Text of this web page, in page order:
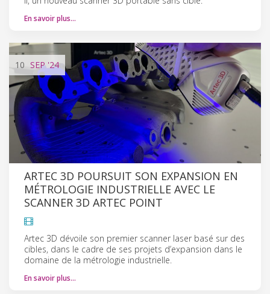
En savoir plus…
10 SEP'24
ARTEC 3D POURSUIT SON EXPANSION EN
MÉTROLOGIE INDUSTRIELLE AVEC LE
SCANNER 3D ARTEC POINT
Artec 3D dévoile son premier scanner laser basé sur des
cibles, dans le cadre de ses projets d’expansion dans le
domaine de la métrologie industrielle.
En savoir plus…